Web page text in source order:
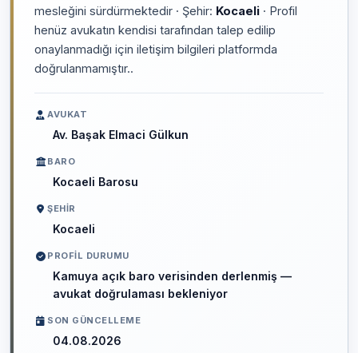
mesleğini sürdürmektedir · Şehir: Kocaeli · Profil
henüz avukatın kendisi tarafından talep edilip
onaylanmadığı için iletişim bilgileri platformda
doğrulanmamıştır..
AVUKAT
Av. Başak Elmaci Gülkun
BARO
Kocaeli Barosu
ŞEHIR
Kocaeli
PROFIL DURUMU
Kamuya açık baro verisinden derlenmiş —
avukat doğrulaması bekleniyor
SON GÜNCELLEME
04.08.2026